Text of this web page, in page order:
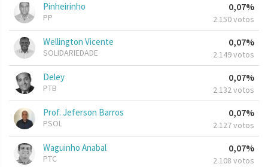
Pinheirinho
PP
0,07%
2.150 votos
Wellington Vicente
SOLIDARIEDADE
0,07%
2.149 votos
Deley
PTB
0,07%
2.132 votos
Prof. Jeferson Barros
PSOL
0,07%
2.127 votos
Waguinho Anabal
PTC
0,07%
2.108 votos